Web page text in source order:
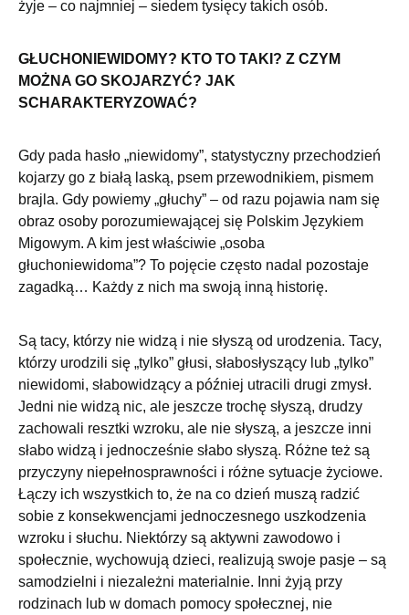
żyje – co najmniej – siedem tysięcy takich osób.
GŁUCHONIEWIDOMY? KTO TO TAKI? Z CZYM
MOŻNA GO SKOJARZYĆ? JAK
SCHARAKTERYZOWAĆ?
Gdy pada hasło „niewidomy”, statystyczny przechodzień
kojarzy go z białą laską, psem przewodnikiem, pismem
brajla. Gdy powiemy „głuchy” – od razu pojawia nam się
obraz osoby porozumiewającej się Polskim Językiem
Migowym. A kim jest właściwie „osoba
głuchoniewidoma”? To pojęcie często nadal pozostaje
zagadką… Każdy z nich ma swoją inną historię.
Są tacy, którzy nie widzą i nie słyszą od urodzenia. Tacy,
którzy urodzili się „tylko” głusi, słabosłyszący lub „tylko”
niewidomi, słabowidzący a później utracili drugi zmysł.
Jedni nie widzą nic, ale jeszcze trochę słyszą, drudzy
zachowali resztki wzroku, ale nie słyszą, a jeszcze inni
słabo widzą i jednocześnie słabo słyszą. Różne też są
przyczyny niepełnosprawności i różne sytuacje życiowe.
Łączy ich wszystkich to, że na co dzień muszą radzić
sobie z konsekwencjami jednoczesnego uszkodzenia
wzroku i słuchu. Niektórzy są aktywni zawodowo i
społecznie, wychowują dzieci, realizują swoje pasje – są
samodzielni i niezależni materialnie. Inni żyją przy
rodzinach lub w domach pomocy społecznej, nie